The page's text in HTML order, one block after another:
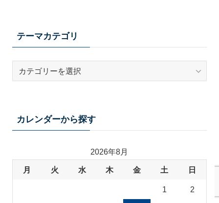
テーマカテゴリ
カレンダーから探す
2026年8月
月 火 水 木 金 土 日
1 2